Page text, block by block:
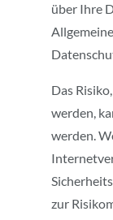
über Ihre
Das
werden,
werden.
zur